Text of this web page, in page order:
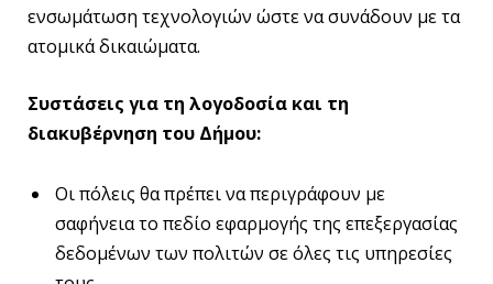
ενσωμάτωση τεχνολογιών ώστε να συνάδουν με τα
ατομικά δικαιώματα.
Συστάσεις για τη λογοδοσία και τη
διακυβέρνηση του Δήμου:
Οι πόλεις θα πρέπει να περιγράφουν με
σαφήνεια το πεδίο εφαρμογής της επεξεργασίας
δεδομένων των πολιτών σε όλες τις υπηρεσίες